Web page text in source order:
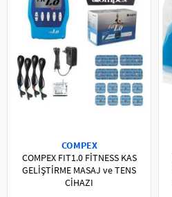
COMPEX
COMPEX FIT1.0 FİTNESS KAS
GELİŞTİRME MASAJ ve TENS
CİHAZI